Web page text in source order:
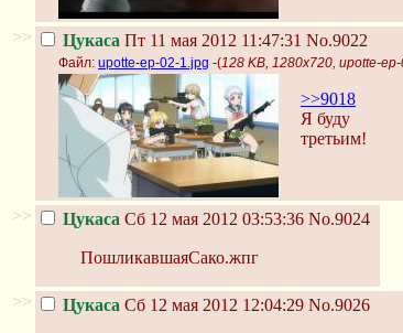
>> Цукаса Пт 11 мая 2012 11:47:31 No.9022
Файл: upotte-ep-02-1.jpg -(128 KB, 1280x720, upotte-
>>9018
Я буду
третьим!
>> Цукаса Сб 12 мая 2012 03:53:36 No.9024
ПошликавшаяСако.жпг
>> Цукаса Сб 12 мая 2012 12:04:29 No.9026